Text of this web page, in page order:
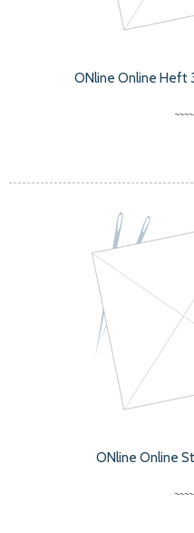
ONline Online Heft
ONline Online